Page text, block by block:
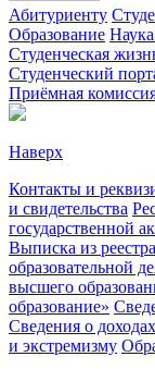
Абитуриенту
Образование
Студенческая
Студенческий
Приёмная
Наверх
Контакты и
и свидетельства
государственной
Выписка из
образовательной
высшего
образование»
Сведения о доходах
и экстремизму